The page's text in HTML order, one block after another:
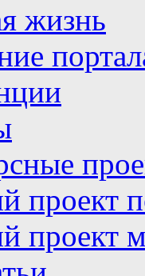
жизнь
проект
проект